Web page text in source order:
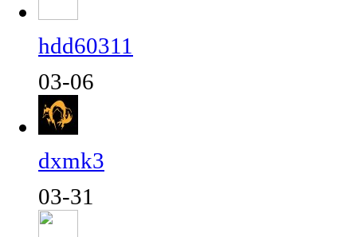
hdd60311
03-06
dxmk3
03-31